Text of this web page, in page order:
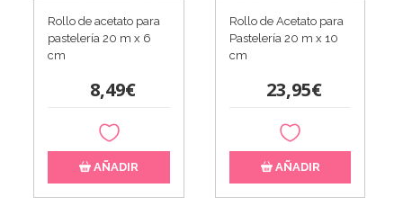
Rollo de acetato para
pastelería 20 m x 6
cm
8,49€
AÑADIR
Rollo de Acetato para
Pastelería 20 m x 10
cm
23,95€
AÑADIR